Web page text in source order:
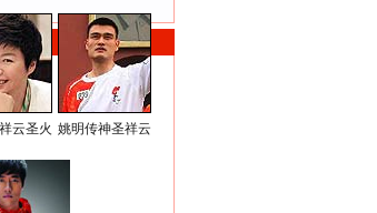
云圣火 姚明传神圣祥云